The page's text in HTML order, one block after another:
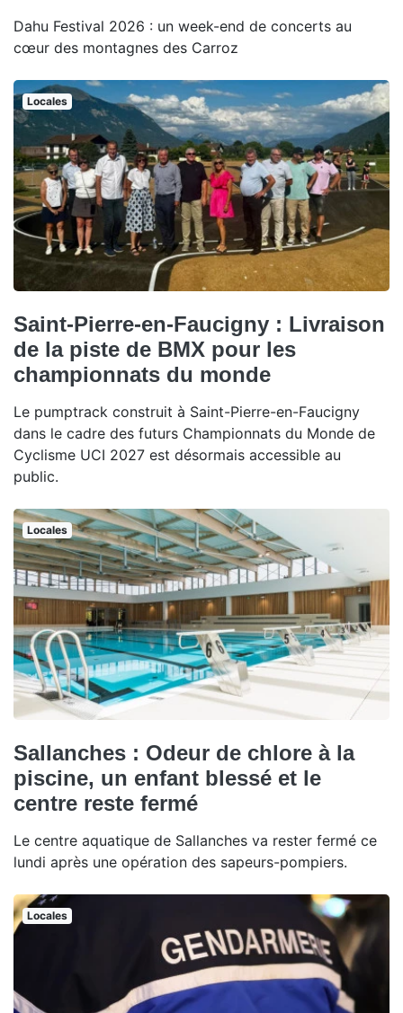
Dahu Festival 2026 : un week-end de concerts au
cœur des montagnes des Carroz
Locales
Saint-Pierre-en-Faucigny : Livraison
de la piste de BMX pour les
championnats du monde
Le pumptrack construit à Saint-Pierre-en-Faucigny
dans le cadre des futurs Championnats du Monde de
Cyclisme UCI 2027 est désormais accessible au
public.
Locales
Sallanches : Odeur de chlore à la
piscine, un enfant blessé et le
centre reste fermé
Le centre aquatique de Sallanches va rester fermé ce
lundi après une opération des sapeurs-pompiers.
Locales